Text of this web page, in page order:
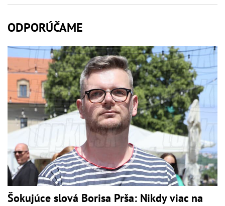
ODPORÚČAME
Šokujúce slová Borisa Prša: Nikdy viac na